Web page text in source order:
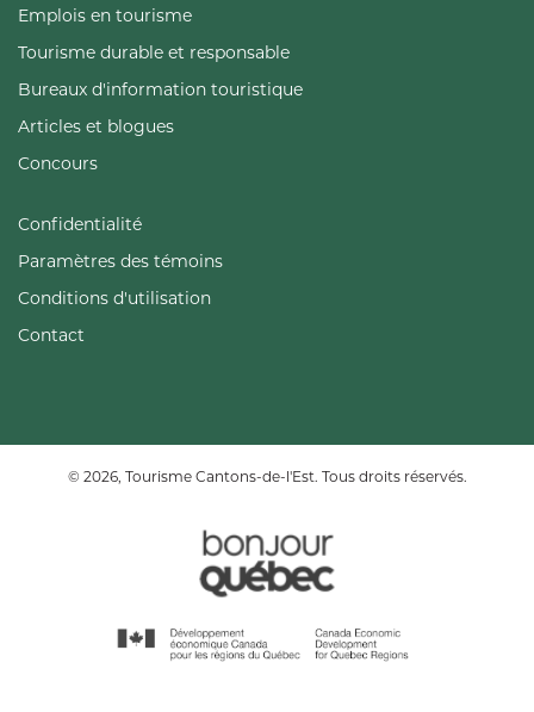
Emplois en tourisme
Tourisme durable et responsable
Bureaux d'information touristique
Articles et blogues
Concours
Confidentialité
Paramètres des témoins
Conditions d'utilisation
Contact
© 2026, Tourisme Cantons-de-l'Est. Tous droits réservés.